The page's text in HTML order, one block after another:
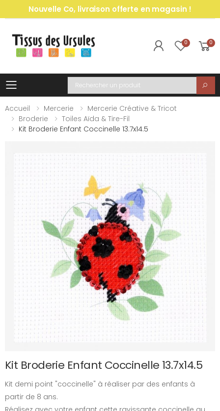
Nouvelle Co, livraison offerte en magasin !
0 0
Toggle mobile menu
Recherche
Accueil
Mercerie
Mercerie Créative & Tricot
Broderie
Toiles Aïda & Tire-Fil
Kit Broderie Enfant Coccinelle 13.7x14.5
Kit Broderie Enfant Coccinelle 13.7x14.5
Kit demi point "coccinelle" à réaliser par des enfants à
partir de 8 ans.